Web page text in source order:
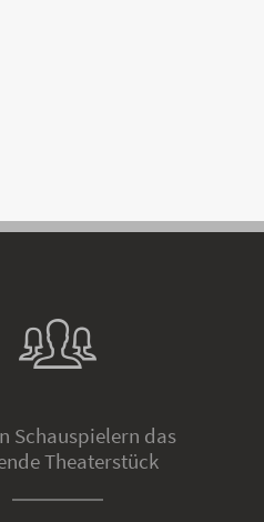
Schauspielern das
Theaterstück